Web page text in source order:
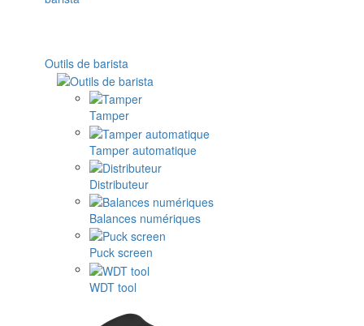
Outils de barista
Tamper
Tamper automatique
Distributeur
Balances numériques
Puck screen
WDT tool